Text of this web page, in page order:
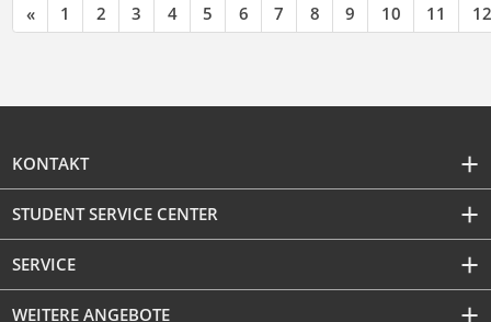
« 1 2 3 4 5 6 7 8 9 10 11 12
KONTAKT
STUDENT SERVICE CENTER
SERVICE
WEITERE ANGEBOTE